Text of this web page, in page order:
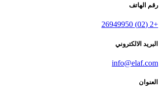
رقم الهاتف
+2 (02) 26949950
البريد الالكتروني
info@elaf.com
العنوان